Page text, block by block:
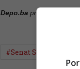
Depo.ba pratite putem
#Senat SAD-a